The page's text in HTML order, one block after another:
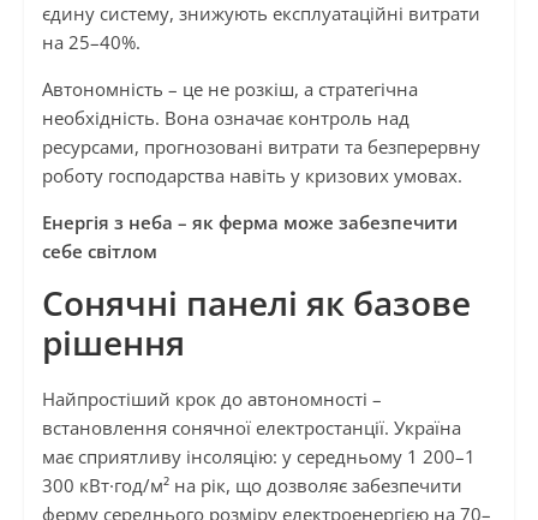
єдину систему, знижують експлуатаційні витрати
на 25–40%.
Автономність – це не розкіш, а стратегічна
необхідність. Вона означає контроль над
ресурсами, прогнозовані витрати та безперервну
роботу господарства навіть у кризових умовах.
Енергія з неба – як ферма може забезпечити
себе світлом
Сонячні панелі як базове
рішення
Найпростіший крок до автономності –
встановлення сонячної електростанції. Україна
має сприятливу інсоляцію: у середньому 1 200–1
300 кВт·год/м² на рік, що дозволяє забезпечити
ферму середнього розміру електроенергією на 70–